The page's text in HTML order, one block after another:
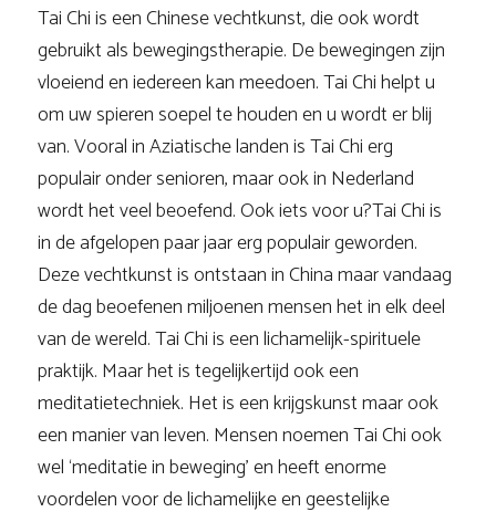
Tai Chi is een Chinese vechtkunst, die ook wordt
gebruikt als bewegingstherapie. De bewegingen zijn
vloeiend en iedereen kan meedoen. Tai Chi helpt u
om uw spieren soepel te houden en u wordt er blij
van. Vooral in Aziatische landen is Tai Chi erg
populair onder senioren, maar ook in Nederland
wordt het veel beoefend. Ook iets voor u?Tai Chi is
in de afgelopen paar jaar erg populair geworden.
Deze vechtkunst is ontstaan in China maar vandaag
de dag beoefenen miljoenen mensen het in elk deel
van de wereld. Tai Chi is een lichamelijk-spirituele
praktijk. Maar het is tegelijkertijd ook een
meditatietechniek. Het is een krijgskunst maar ook
een manier van leven. Mensen noemen Tai Chi ook
wel ‘meditatie in beweging’ en heeft enorme
voordelen voor de lichamelijke en geestelijke